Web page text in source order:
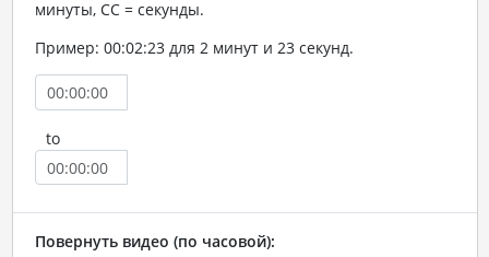
минуты, СС = секунды.
Пример: 00:02:23 для 2 минут и 23 секунд.
to
Повернуть видео (по часовой):